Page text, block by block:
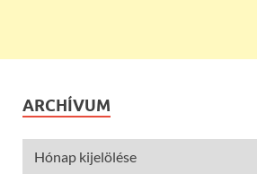
ARCHÍVUM